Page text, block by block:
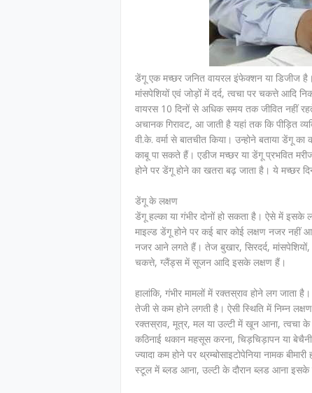
डेंगू एक मच्छर जनित वायरल इंफेक्शन या डिजीज
मांसपेशियों एवं जोड़ों में दर्द, त्वचा पर चकत्ते
वायरस 10 दिनों से अधिक समय तक जीवित नहीं
अचानक गिरावट, आ जाती है यहां तक कि पीड़ित
वी.के. वर्मा से बातचीत किया। उन्होने बताया डेंगू
काबू पा सकते हैं। एडीज मच्छर या डेंगू प्रभवित
होने पर डेंगू होने का खतरा बढ़ जाता है। ये मच्छर
डेंगू के लक्षण
डेंगू हल्का या गंभीर दोनों हो सकता है। ऐसे में
माइल्ड डेंगू होने पर कई बार कोई लक्षण नजर
नजर आने लगते हैं। तेज बुखार, सिरदर्द, मांसपेशियों,
चकत्ते, ग्लैंड्स में सूजन आदि इसके लक्षण हैं।
हालांकि, गंभीर मामलों में रक्तस्राव होने लग जाता
तेजी से कम होने लगती है। ऐसी स्थिति में निम्न
रक्तस्राव, मूत्र, मल या उल्टी में खून आना, त्वचा
कठिनाई थकान महसूस करना, चिड़चिड़ापन या
ज्यादा कम होने पर थ्रम्बोसाइटोपेनिया नामक
स्टूल में ब्लड आना, उल्टी के दौरान ब्लड आना इसके